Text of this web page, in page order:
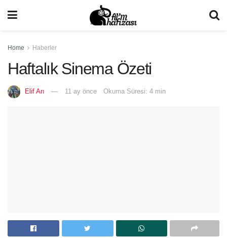
Home Haberler
Haftalık Sinema Özeti
Elif Arı 11 ay önce Okuma Süresi: 4 min